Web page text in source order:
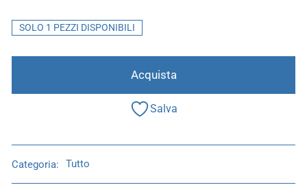
SOLO 1 PEZZI DISPONIBILI
Acquista
Salva
Categoria: Tutto